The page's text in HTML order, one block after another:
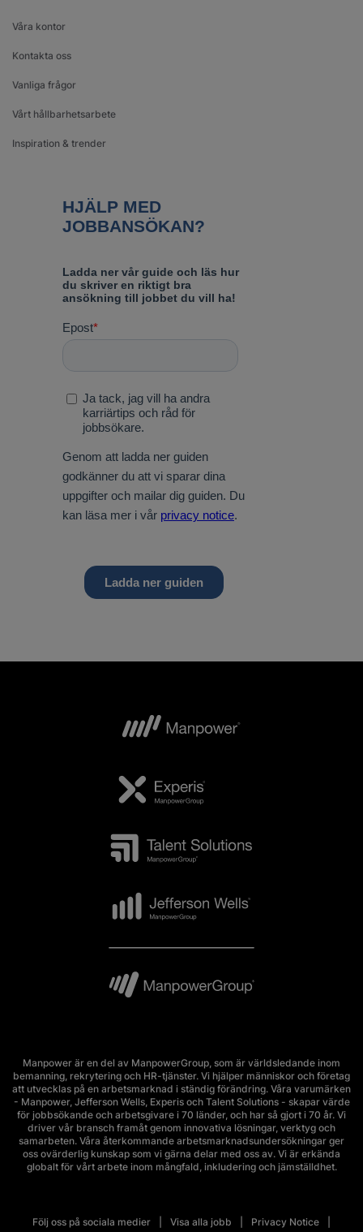
Våra kontor
Kontakta oss
Vanliga frågor
Vårt hållbarhetsarbete
Inspiration & trender
Manpower är en del av ManpowerGroup, som är världsledande inom
bemanning, rekrytering och HR-tjänster. Vi hjälper människor och företag
att utvecklas på en arbetsmarknad i ständig förändring. Våra varumärken
- Manpower, Jefferson Wells, Experis och Talent Solutions - skapar värde
för jobbsökande och arbetsgivare i 70 länder, och har så gjort i 70 år. Vi
driver vår bransch framåt genom innovativa lösningar, verktyg och
samarbeten. Våra återkommande arbetsmarknadsundersökningar ger
oss ovärderlig kunskap som vi gärna delar med oss av. Vi är erkända
globalt för vårt arbete inom mångfald, inkludering och jämställdhet.
Följ oss på sociala medier Visa alla jobb Privacy Notice